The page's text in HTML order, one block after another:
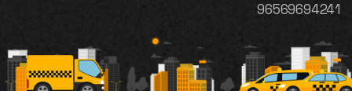
96569694241